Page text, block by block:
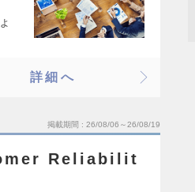
詳細へ
掲載期間 26/08/06～26/08/19
Reliabilit